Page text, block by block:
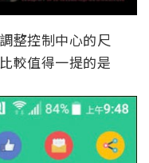
整控制中心的尺
較值得一提的是